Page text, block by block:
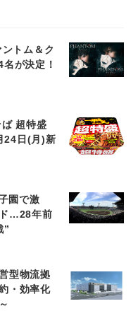
トム＆ク
が決定！
ば 超特盛
24日(月)新
園で激
…28年前
”
型物流拠
・効率化